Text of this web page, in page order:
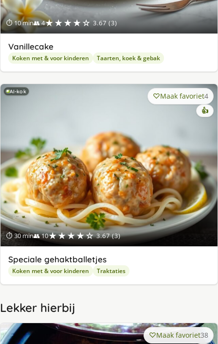
⏱ 10 min👥 4★★★★☆ 3.67 (3)
Vanillecake
Koken met & voor kinderen Taarten, koek & gebak
AI-kok
⏱ 30 min👥 10★★★★☆ 3.67 (3)
Maak favoriet4
👍
Speciale gehaktballetjes
Koken met & voor kinderen Traktaties
Lekker hierbij
Maak favoriet38